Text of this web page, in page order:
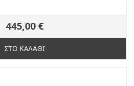
445,00 €
ΣΤΟ ΚΑΛΑΘΙ